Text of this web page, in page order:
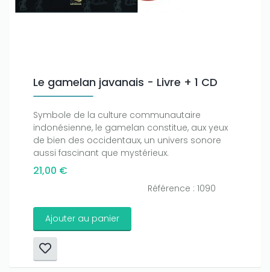
Le gamelan javanais - Livre + 1 CD
Symbole de la culture communautaire
indonésienne, le gamelan constitue, aux yeux
de bien des occidentaux, un univers sonore
aussi fascinant que mystérieux.
21,00 €
Référence : 1090
Ajouter au panier